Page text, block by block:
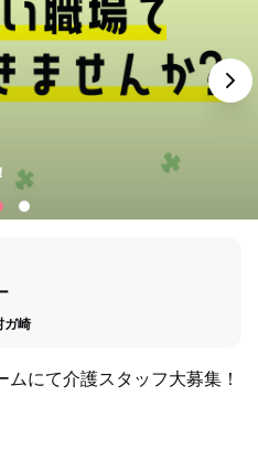
ガ崎
にて介護スタッフ大募集！